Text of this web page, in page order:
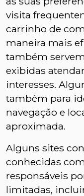
visita
carrinho de
maneira mais
também
exibidas
interesses.
também para
navegação e
aproximada.
Alguns sites
conhecidas
responsáveis
limitadas,